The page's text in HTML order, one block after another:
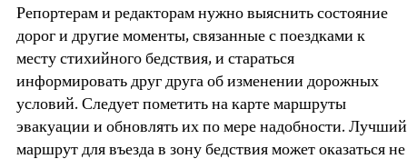
Репортерам и редакторам нужно выяснить состояние
дорог и другие моменты, связанные с поездками к
месту стихийного бедствия, и стараться
информировать друг друга об изменении дорожных
условий. Следует пометить на карте маршруты
эвакуации и обновлять их по мере надобности. Лучший
маршрут для въезда в зону бедствия может оказаться не